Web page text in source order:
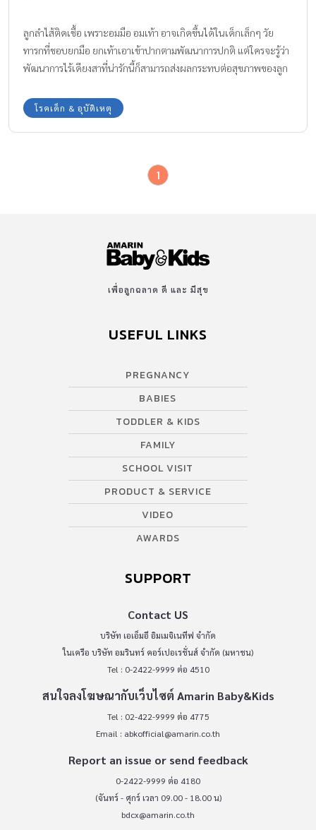
ลูกลำไส้ติดเชื้อ เพราะอมมือ อมเท้า อาจเกิดขึ้นได้ในเด็กเล็กๆ วัย
ทารกที่ชอบยกมือ ยกเท้าเอาเข้าปากตามพัฒนาการปกติ แต่ใครจะรู้ว่า
พัฒนาการไร้เดียงสาที่น่ารักนี้ก็สามารถส่งผลกระทบต่อสุขภาพของลูก
คุณแม่ที่ลูกมีอาการติดเชื้อในลำไส้ เพราะลูกอมมือ อมเท้าเล่น มาเตือน
ให้ระวังกันค่ะ
โรคเด็ก & อุบัติเหตุ
1
เพื่อลูกฉลาด ดี และ มีสุข
USEFUL LINKS
PREGNANCY
BABIES
TODDLER & KIDS
FAMILY
SCHOOL VISIT
PRODUCT & SERVICE
VIDEO
AWARDS
SUPPORT
Contact US
บริษัท เอเอ็มอี อิมเมจิเนทีฟ จำกัด
ในเครือ บริษัท อมรินทร์ คอร์เปอเรชั่นส์ จำกัด (มหาชน)
Tel : 0-2422-9999 ต่อ 4510
สนใจลงโฆษณากับเว็บไซต์ Amarin Baby&Kids
Tel : 02-422-9999 ต่อ 4775
Email : abkofficial@amarin.co.th
Report an issue or send feedback
0-2422-9999 ต่อ 4180
(จันทร์ - ศุกร์ เวลา 09.00 - 18.00 น)
bdcx@amarin.co.th